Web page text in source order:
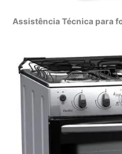
Assistência Técnica para